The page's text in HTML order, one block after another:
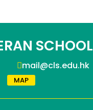
SCHOOL
mail@cls.edu.hk
MAP